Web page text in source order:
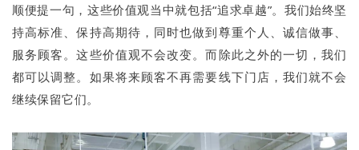
顺便提一句，这些价值观当中就包括“追求卓越”。我们始终坚
持高标准、保持高期待，同时也做到尊重个人、诚信做事、
服务顾客。这些价值观不会改变。而除此之外的一切，我们
都可以调整。如果将来顾客不再需要线下门店，我们就不会
继续保留它们。